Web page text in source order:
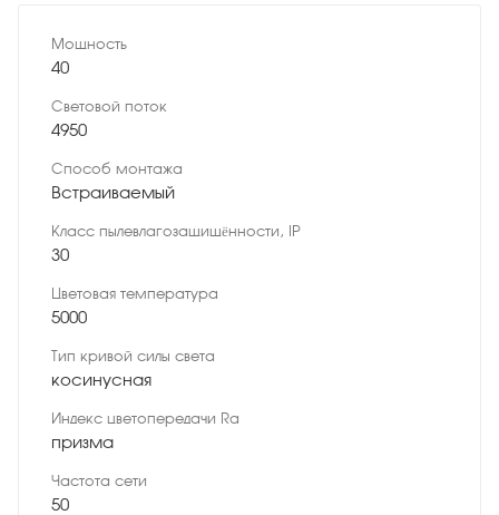
Мощность
40
Световой поток
4950
Способ монтажа
Встраиваемый
Класс пылевлагозащищённости, IP
30
Цветовая температура
5000
Тип кривой силы света
косинусная
Индекс цветопередачи Ra
призма
Частота сети
50